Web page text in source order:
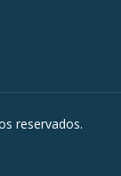
reservados.